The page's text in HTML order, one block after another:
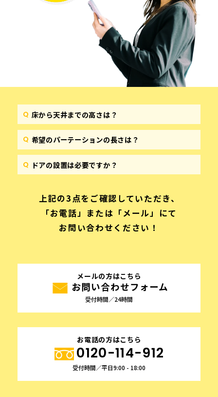
床から天井までの高さは？
希望のパーテーションの長さは？
ドアの設置は必要ですか？
上記の3点をご確認していただき、
「お電話」または「メール」にて
お問い合わせください！
お電話の方はこちら
0120-114-912
受付時間／平日9:00 - 18:00
メールの方はこちら
お問い合わせフォーム
受付時間／24時間